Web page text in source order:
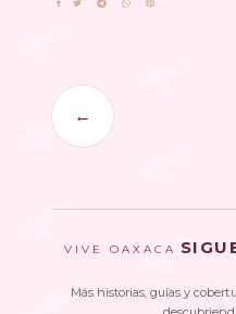
←
VIVE OAXACA
Más historias, guías y